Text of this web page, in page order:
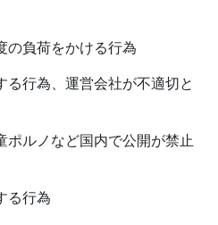
の負荷をかける行為
る行為、運営会社が不適切と
ポルノなど国内で公開が禁止
る行為